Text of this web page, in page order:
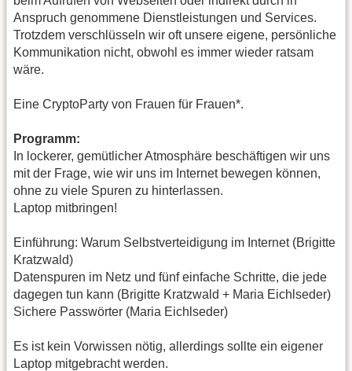
Anspruch genommene Dienstleistungen und Services.
Trotzdem verschlüsseln wir oft unsere eigene, persönliche
Kommunikation nicht, obwohl es immer wieder ratsam
wäre.
Eine CryptoParty von Frauen für Frauen*.
Programm:
In lockerer, gemütlicher Atmosphäre beschäftigen wir uns
mit der Frage, wie wir uns im Internet bewegen können,
ohne zu viele Spuren zu hinterlassen.
Laptop mitbringen!
Einführung: Warum Selbstverteidigung im Internet (Brigitte
Kratzwald)
Datenspuren im Netz und fünf einfache Schritte, die jede
dagegen tun kann (Brigitte Kratzwald + Maria Eichlseder)
Sichere Passwörter (Maria Eichlseder)
Es ist kein Vorwissen nötig, allerdings sollte ein eigener
Laptop mitgebracht werden.